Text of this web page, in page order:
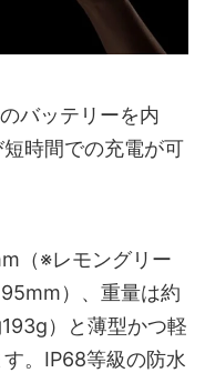
バッテリーを内
時間での充電が可
（※レモングリー
）、重量は約
）と薄型かつ軽
。IP68等級の防水